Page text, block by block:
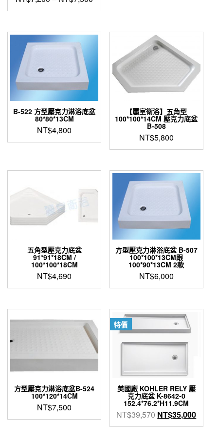
此
品
有
式。
可
在
產
品
頁
面
選
B-522 方型壓克力淋浴底盆
80*80*13CM
NT$4,800
【麗室衛浴】五角型
100*100*14CM 壓克力底盆
B-508
NT$5,800
五角型壓克力底盆
91*91*18CM /
100*100*18CM
NT$4,690
方型壓克力淋浴底盆 B-507
100*100*13CM跟
100*90*13CM 2款
NT$6,000
方型壓克力淋浴底盆B-524
100*120*14CM
NT$7,500
特價
美國廠 KOHLER RELY 壓
克力底盆 K-8642-0
152.4*76.2*H11.9CM
NT$39,570 原
始
NT$35,000目
前